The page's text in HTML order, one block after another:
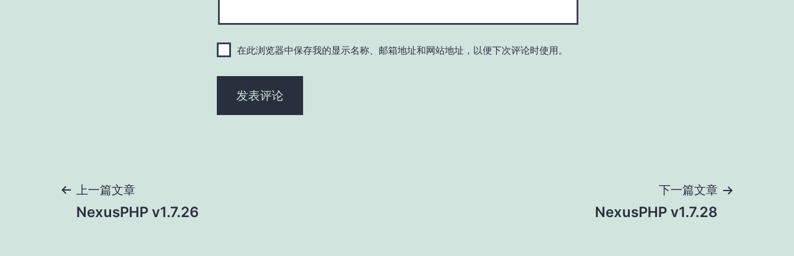
在此浏览器中保存我的显示名称、邮箱地址和网站地址，以便下次评论时使用。
文上一篇文章
NexusPHP v1.7.26
下一篇文章
NexusPHP v1.7.28